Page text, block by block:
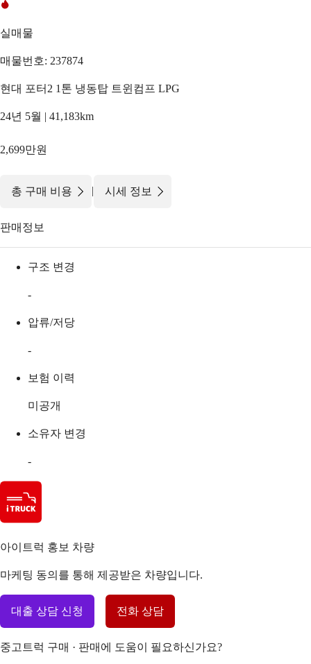
실매물
매물번호: 237874
현대 포터2 1톤 냉동탑 트윈컴프 LPG
24년 5월 | 41,183km
2,699만원
총 구매 비용 | 시세 정보
판매정보
구조 변경
-
압류/저당
-
보험 이력
미공개
소유자 변경
-
아이트럭 홍보 차량
마케팅 동의를 통해 제공받은 차량입니다.
대출 상담 신청 전화 상담
중고트럭 구매 · 판매에 도움이 필요하신가요?